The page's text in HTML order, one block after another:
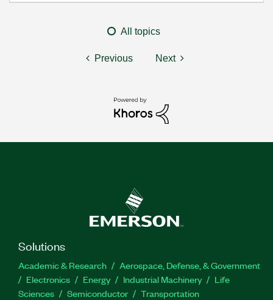
All topics
Previous Next
Solutions
Academic & Research
Aerospace, Defense, & Government
Electronics
Energy Industrial Machinery
Life
Sciences
Semiconductor Transportation